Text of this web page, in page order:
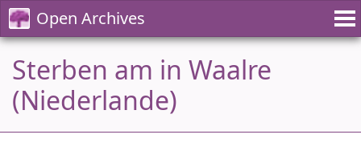
Open Archives
Sterben am in Waalre
(Niederlande)